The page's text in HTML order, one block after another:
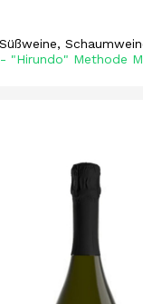
Süßweine,
"Hirundo" Methode